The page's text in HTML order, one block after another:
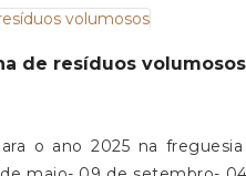
de resíduos volumosos
o ano 2025 na